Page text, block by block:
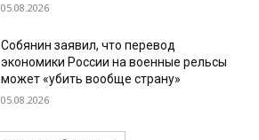
05.08.2026
Собянин заявил, что перевод
экономики России на военные рельсы
может «убить вообще страну»
05.08.2026